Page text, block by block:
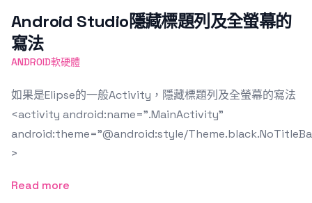
Android Studio隱藏標題列及全螢幕的
寫法
ANDROID軟硬體
如果是Elipse的一般Activity，隱藏標題列及全螢幕的寫法
<activity android:name=".MainActivity"
android:theme="@android:style/
>
Read more